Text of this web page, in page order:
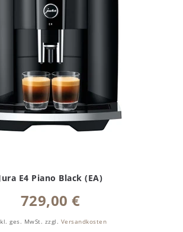
E4 Piano Black (EA)
729,00 €
ges. MwSt. zzgl. Versandkosten